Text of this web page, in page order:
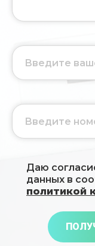
Даю
данных в
политикой